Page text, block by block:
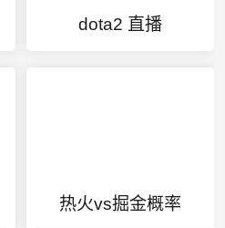
dota2 直播
热火vs掘金概率